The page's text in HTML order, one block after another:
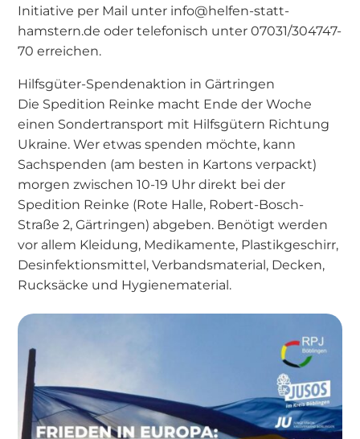
Initiative per Mail unter info@helfen-statt-
hamstern.de oder telefonisch unter 07031/304747-
70 erreichen.
Hilfsgüter-Spendenaktion in Gärtringen
Die Spedition Reinke macht Ende der Woche
einen Sondertransport mit Hilfsgütern Richtung
Ukraine. Wer etwas spenden möchte, kann
Sachspenden (am besten in Kartons verpackt)
morgen zwischen 10-19 Uhr direkt bei der
Spedition Reinke (Rote Halle, Robert-Bosch-
Straße 2, Gärtringen) abgeben. Benötigt werden
vor allem Kleidung, Medikamente, Plastikgeschirr,
Desinfektionsmittel, Verbandsmaterial, Decken,
Rucksäcke und Hygienematerial.